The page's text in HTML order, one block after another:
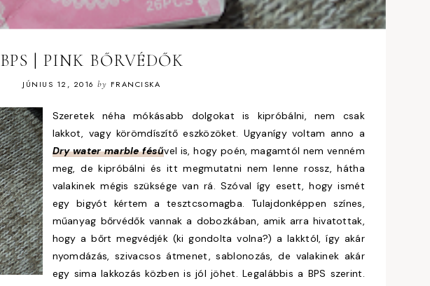
BPS | PINK BŐRVÉDŐK
JÚNIUS 12, 2016 by FRANCISKA
Szeretek néha mókásabb dolgokat is kipróbálni, nem csak
lakkot, vagy körömdíszítő eszközöket. Ugyanígy voltam anno a
Dry water marble fésűvel is, hogy poén, magamtól nem venném
meg, de kipróbálni és itt megmutatni nem lenne rossz, hátha
valakinek mégis szüksége van rá. Szóval így esett, hogy ismét
egy bigyót kértem a tesztcsomagba. Tulajdonképpen színes,
műanyag bőrvédők vannak a dobozkában, amik arra hivatottak,
hogy a bőrt megvédjék (ki gondolta volna?) a lakktól, így akár
nyomdázás, szivacsos átmenet, sablonozás, de valakinek akár
egy sima lakkozás közben is jól jöhet. Legalábbis a BPS szerint.